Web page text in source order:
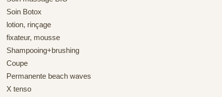
Soin Botox
lotion, rinçage
fixateur, mousse
Shampooing+brushing
Coupe
Permanente beach waves
X tenso